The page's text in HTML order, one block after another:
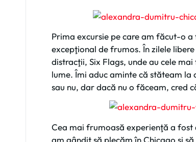
Prima excursie pe care am făcut-o a
excepţional de frumos. În zilele
distracţii, Six Flags, unde au cele
lume. Îmi aduc aminte că stăteam la
sau nu, dar dacă nu o făceam, cred
Cea mai frumoasă experienţă a fost
am gândit să plecăm în Chicago şi